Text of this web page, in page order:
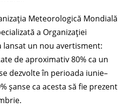
Meteorologică Mondială
a Organizației
lansat un nou avertisment:
de aproximativ 80% ca un
dezvolte în perioada iunie–
șanse ca acesta să fie prezent